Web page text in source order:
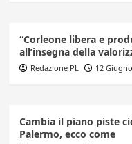
“Corleone libera e
all’insegna della
Redazione PL 12
Cambia il piano piste
Palermo, ecco come